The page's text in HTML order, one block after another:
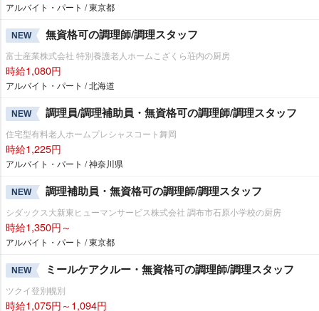
アルバイト・パート / 東京都
NEW 無資格可の調理師/調理スタッフ
富士産業株式会社 特別養護老人ホームこざくら荘内の厨房
時給1,080円
アルバイト・パート / 北海道
NEW 調理員/調理補助員・無資格可の調理師/調理スタッフ
住宅型有料老人ホームプレシャスコート舞岡
時給1,225円
アルバイト・パート / 神奈川県
NEW 調理補助員・無資格可の調理師/調理スタッフ
シダックス大新東ヒューマンサービス株式会社 調布市石原小学校の厨房
時給1,350円～
アルバイト・パート / 東京都
NEW ミールケアクルー・無資格可の調理師/調理スタッフ
ツクイ登別幌別
時給1,075円～1,094円